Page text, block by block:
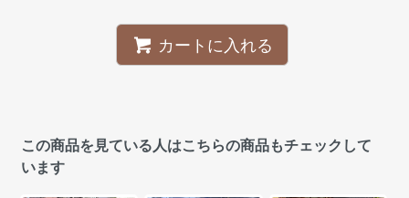
カートに入れる
この商品を見ている人はこちらの商品もチェックして
います